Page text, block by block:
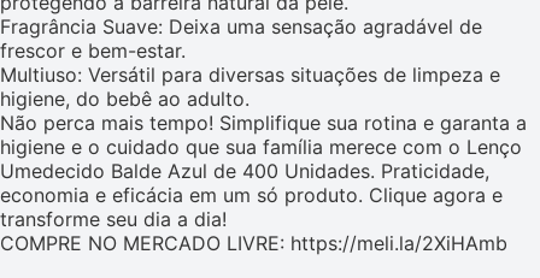
Fragrância Suave: Deixa uma sensação agradável de
frescor e bem-estar.
Multiuso: Versátil para diversas situações de limpeza e
higiene, do bebê ao adulto.
Não perca mais tempo! Simplifique sua rotina e garanta a
higiene e o cuidado que sua família merece com o Lenço
Umedecido Balde Azul de 400 Unidades. Praticidade,
economia e eficácia em um só produto. Clique agora e
transforme seu dia a dia!
COMPRE NO MERCADO LIVRE: https://meli.la/2XiHAmb